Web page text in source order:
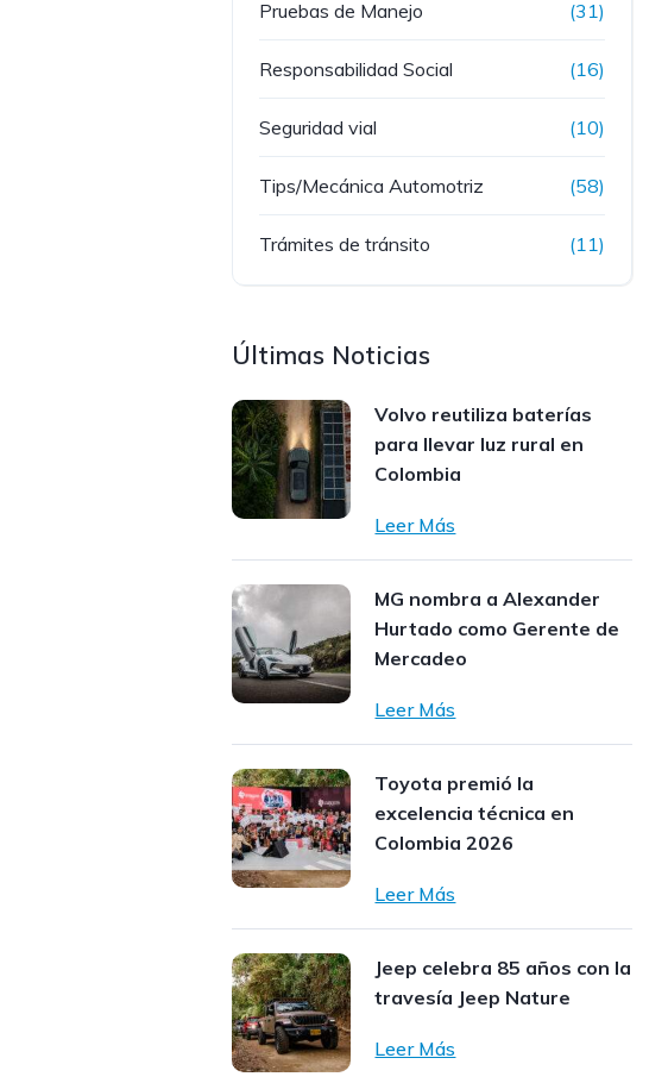
Pruebas de Manejo (31)
Responsabilidad Social (16)
Seguridad vial (10)
Tips/Mecánica Automotriz (58)
Trámites de tránsito (11)
Últimas Noticias
Volvo reutiliza baterías
para llevar luz rural en
Colombia
Leer Más
MG nombra a Alexander
Hurtado como Gerente de
Mercadeo
Leer Más
Toyota premió la
excelencia técnica en
Colombia 2026
Leer Más
Jeep celebra 85 años con la
travesía Jeep Nature
Leer Más